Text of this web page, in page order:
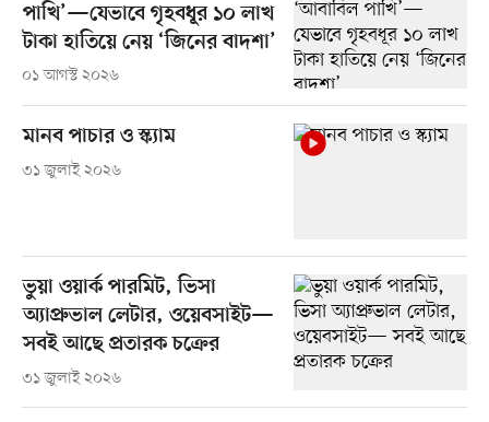
পাখি’—যেভাবে গৃহবধূর ১০ লাখ
টাকা হাতিয়ে নেয় ‘জিনের বাদশা’
০১ আগস্ট ২০২৬
মানব পাচার ও স্ক্যাম
৩১ জুলাই ২০২৬
ভুয়া ওয়ার্ক পারমিট, ভিসা
অ্যাপ্রুভাল লেটার, ওয়েবসাইট—
সবই আছে প্রতারক চক্রের
৩১ জুলাই ২০২৬